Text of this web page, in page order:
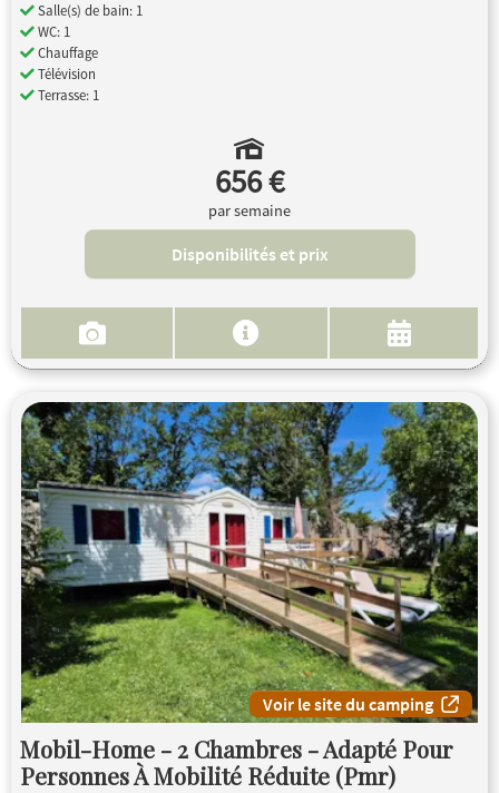
Salle(s) de bain: 1
WC: 1
Chauffage
Télévision
Terrasse: 1
656 €
par semaine
Disponibilités et prix
Voir le site du camping
Mobil-Home - 2 Chambres - Adapté Pour
Personnes À Mobilité Réduite (Pmr)